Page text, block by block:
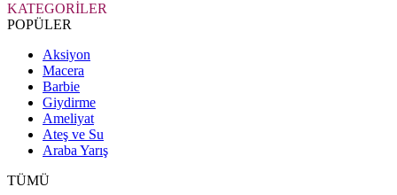
KATEGORİLER
POPÜLER
Aksiyon
Macera
Barbie
Giydirme
Ameliyat
Ateş ve Su
Araba Yarış
TÜMÜ